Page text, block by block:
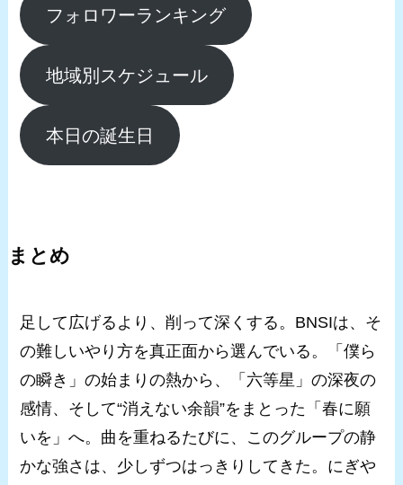
フォロワーランキング
地域別スケジュール
本日の誕生日
まとめ
足して広げるより、削って深くする。BNSIは、そ
の難しいやり方を真正面から選んでいる。「僕ら
の瞬き」の始まりの熱から、「六等星」の深夜の
感情、そして“消えない余韻”をまとった「春に願
いを」へ。曲を重ねるたびに、このグループの静
かな強さは、少しずつはっきりしてきた。にぎや